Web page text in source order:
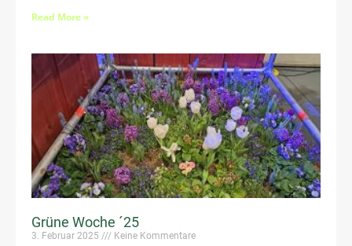
Read More »
Grüne Woche ´25
3. Februar 2025 Keine Kommentare